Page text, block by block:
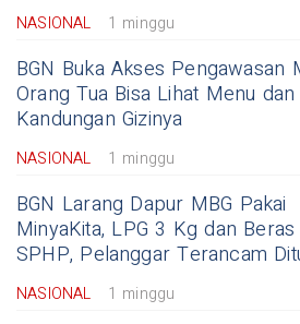
NASIONAL 1 minggu
BGN Buka Akses Pengawasan
Orang Tua Bisa Lihat Menu dan
Kandungan Gizinya
NASIONAL 1 minggu
BGN Larang Dapur MBG Pakai
MinyaKita, LPG 3 Kg dan Beras
SPHP, Pelanggar Terancam
NASIONAL 1 minggu